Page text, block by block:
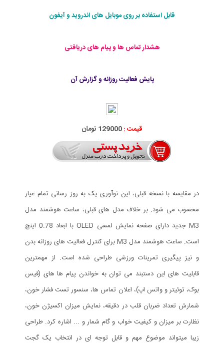
قابل استفاده بر روی موبایل های اندروید و آیفون
هشدار تماس ها و پیام های دریافتی
پایش فعالیت روزانه و گزارش آن
قیمت :129000 تومان
در مقایسه با نسخه قبلی، این نوآوری یک به روز رسانی تمام عیار
محسوب می شود. بر خلاف مدل های قبلی، ساعت هوشمند مدل
M3 جدید دارای صفحه نمایش لمسی OLED با ابعاد 0.78 اینچ
است. ساعت هوشمند مدل M3 برای کنترل فعالیت های روزانه بدن
و نیز پیگیری تمرینات ورزشی طراحی شده است. از مهمترین
قابلیت های این دستبند می توان به خواندن پیام ها های (فیس
بوک، توئیتر و واتس اپ)، اعلان تماس ها، سنسور تست فشار خون،
شمارش تعداد ضربان قلب در دقیقه، نمایش میزان اکسیژن خون،
نظارت بر میزان و کیفیت خواب و گام شمار و ... اشاره کرد. طراحی
زیبا میتواند موضوع مهم و قابل توجه ای در انتخاب یک گجت